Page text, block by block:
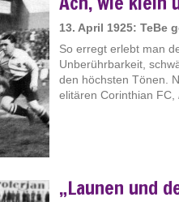
13. April 1925: TeBe
So erregt erlebt man
Unberührbarkeit,
den höchsten Tönen.
elitären Corinthian FC,
„Launen und